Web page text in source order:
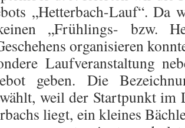
„Hetterbach-Lauf“. Da
„Frühlings- bzw.
organisieren
Laufveranstaltung
geben. Die
weil der Startpunkt im
liegt, ein kleines